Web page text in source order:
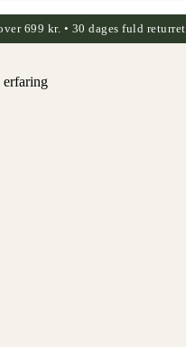
699 kr. • 30 dages fuld returret